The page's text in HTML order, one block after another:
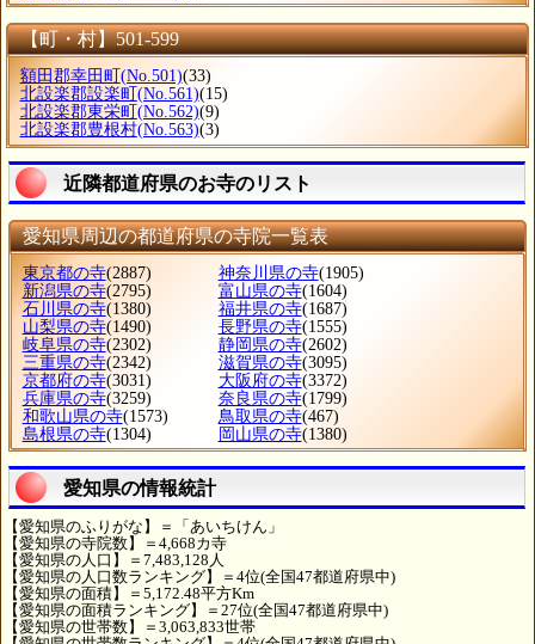
【町・村】501-599
額田郡幸田町 (No.501)(33)
北設楽郡設楽町 (No.561)(15)
北設楽郡東栄町 (No.562)(9)
北設楽郡豊根村(No.563)(3)
近隣都道府県のお寺のリスト
愛知県周辺の都道府県の寺院一覧表
東京都の寺(2887) 神奈川県の寺(1905)
新潟県の寺(2795) 富山県の寺(1604)
石川県の寺(1380) 福井県の寺(1687)
山梨県の寺(1490) 長野県の寺(1555)
岐阜県の寺(2302) 静岡県の寺(2602)
三重県の寺(2342) 滋賀県の寺(3095)
京都府の寺(3031) 大阪府の寺(3372)
兵庫県の寺(3259) 奈良県の寺(1799)
和歌山県の寺(1573) 鳥取県の寺(467)
島根県の寺(1304) 岡山県の寺(1380)
愛知県の情報統計
【愛知県のふりがな】＝「あいちけん」
【愛知県の寺院数】＝4,668カ寺
【愛知県の人口】＝7,483,128人
【愛知県の人口数ランキング】＝4位(全国47都道府県中)
【愛知県の面積】＝5,172.48平方Km
【愛知県の面積ランキング】＝27位(全国47都道府県中)
【愛知県の世帯数】＝3,063,833世帯